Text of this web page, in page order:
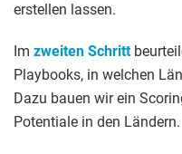
erstellen lassen.
Im zweiten Schritt
Playbooks, in welchen
Dazu bauen wir ein
Potentiale in den Ländern.